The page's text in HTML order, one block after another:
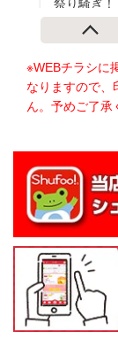
※WEBチラシに
なりますので、
ん。予めご了承